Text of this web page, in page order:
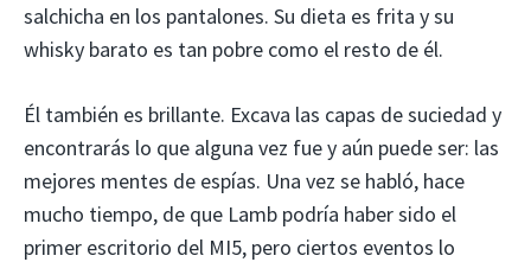
salchicha en los pantalones. Su dieta es frita y su
whisky barato es tan pobre como el resto de él.
Él también es brillante. Excava las capas de suciedad y
encontrarás lo que alguna vez fue y aún puede ser: las
mejores mentes de espías. Una vez se habló, hace
mucho tiempo, de que Lamb podría haber sido el
primer escritorio del MI5, pero ciertos eventos lo